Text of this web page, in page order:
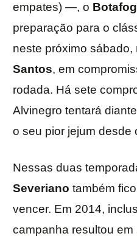
empates) —, o
preparação para o
neste próximo sábado,
Santos, em
rodada. Há sete
Alvinegro tentará
o seu pior jejum desde
Nessas duas
Severiano também
vencer. Em 2014,
campanha resultou